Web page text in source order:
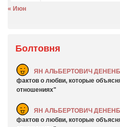
« Июн
Болтовня
ЯН АЛЬБЕРТОВИЧ
фактов о любви, которые
отношениях
ЯН АЛЬБЕРТОВИЧ
фактов о любви, которые